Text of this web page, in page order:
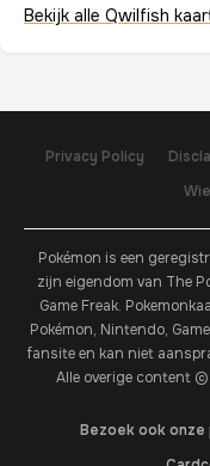
Bekijk alle Qwilfish
Privacy Policy
Pokémon is een
zijn eigendom van The
Game Freak.
Pokémon, Nintendo,
fansite en kan niet
Alle overige content
Bezoek ook